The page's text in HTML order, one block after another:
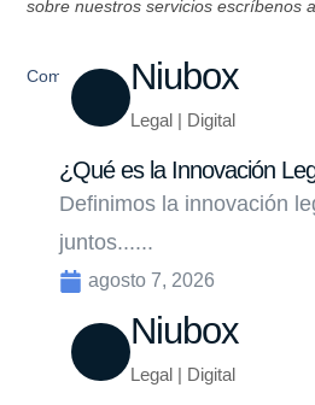
sobre nuestros servicios escríbenos
Compartir Niubox
Legal | Digital
¿Qué es la Innovación
Definimos la innovación
juntos......
agosto 7, 2026
Niubox
Legal | Digital